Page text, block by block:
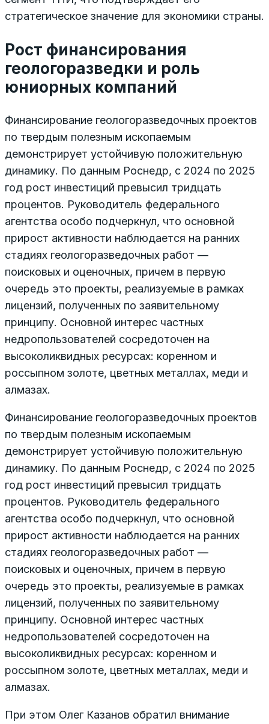
стратегическое значение для экономики страны.
Рост финансирования
геологоразведки и роль
юниорных компаний
Финансирование геологоразведочных проектов
по твердым полезным ископаемым
демонстрирует устойчивую положительную
динамику. По данным Роснедр, с 2024 по 2025
год рост инвестиций превысил тридцать
процентов. Руководитель федерального
агентства особо подчеркнул, что основной
прирост активности наблюдается на ранних
стадиях геологоразведочных работ —
поисковых и оценочных, причем в первую
очередь это проекты, реализуемые в рамках
лицензий, полученных по заявительному
принципу. Основной интерес частных
недропользователей сосредоточен на
высоколиквидных ресурсах: коренном и
россыпном золоте, цветных металлах, меди и
алмазах.
Финансирование геологоразведочных проектов
по твердым полезным ископаемым
демонстрирует устойчивую положительную
динамику. По данным Роснедр, с 2024 по 2025
год рост инвестиций превысил тридцать
процентов. Руководитель федерального
агентства особо подчеркнул, что основной
прирост активности наблюдается на ранних
стадиях геологоразведочных работ —
поисковых и оценочных, причем в первую
очередь это проекты, реализуемые в рамках
лицензий, полученных по заявительному
принципу. Основной интерес частных
недропользователей сосредоточен на
высоколиквидных ресурсах: коренном и
россыпном золоте, цветных металлах, меди и
алмазах.
При этом Олег Казанов обратил внимание